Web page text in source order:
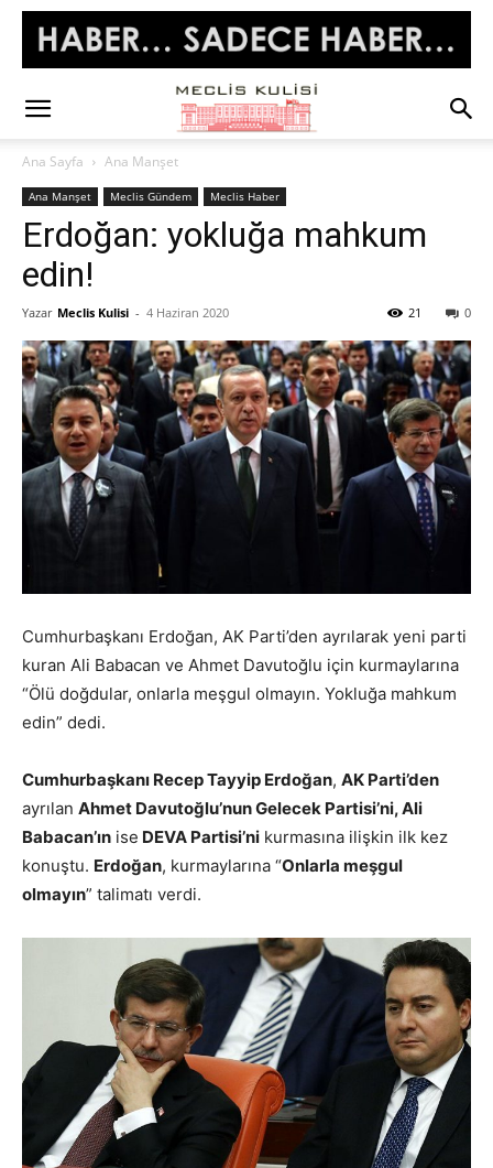
Ana Sayfa Ana Manşet
Ana Manşet Meclis Gündem Meclis Haber
Erdoğan: yokluğa mahkum
edin!
Yazar Meclis Kulisi - 4 Haziran 2020 0
21
Cumhurbaşkanı Erdoğan, AK Parti’den ayrılarak yeni parti
kuran Ali Babacan ve Ahmet Davutoğlu için kurmaylarına
“Ölü doğdular, onlarla meşgul olmayın. Yokluğa mahkum
edin” dedi.
Cumhurbaşkanı Recep Tayyip Erdoğan, AK Parti’den
ayrılan Ahmet Davutoğlu’nun Gelecek Partisi’ni, Ali
Babacan’ın ise DEVA Partisi’ni kurmasına ilişkin ilk kez
konuştu. Erdoğan, kurmaylarına “Onlarla meşgul
olmayın” talimatı verdi.